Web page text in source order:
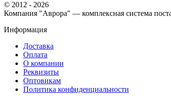
© 2012 - 2026
Компания "Аврора" — комплексная система
Информация
Доставка
Оплата
О компании
Реквизиты
Оптовикам
Политика конфиденциальности